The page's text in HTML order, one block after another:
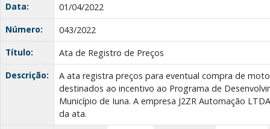
Data:
01/04/2022
Número:
043/2022
Título:
Ata de Registro de Preços
Descrição:
A ata registra preços para eventual compra de
destinados ao incentivo ao Programa de
Município de Iuna. A empresa J2ZR Automação
da ata.